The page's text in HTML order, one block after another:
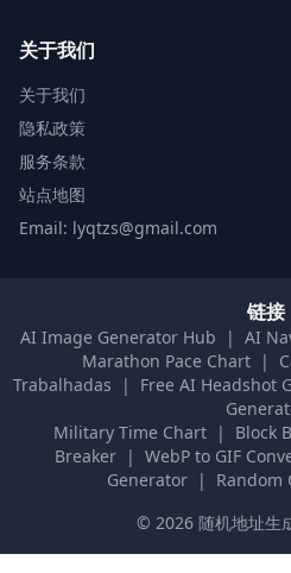
关于我们
关于我们
隐私政策
服务条款
站点地图
Email: lyqtzs@gmail.com
链接
AI Image Generator Hub | AI
Marathon Pace Chart |
Trabalhadas
| Free AI Headshot
Military Time Chart
| Block
Breaker | WebP to GIF
Generator |
Random
© 2026 随机地址生